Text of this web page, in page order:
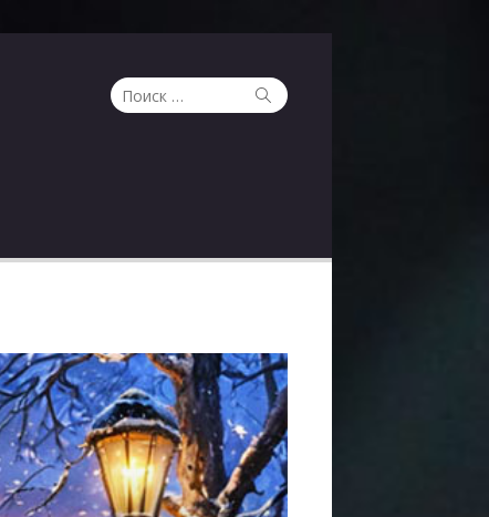
Поиск
по:
Поиск